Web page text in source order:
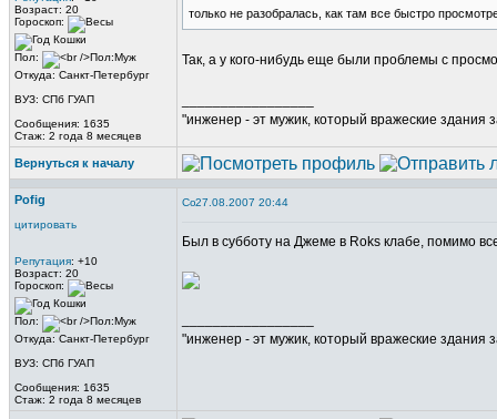
Возраст: 20
Гороскоп:
Пол:
Откуда: Санкт-Петербург
ВУЗ: СПб ГУАП
Сообщения: 1635
Стаж: 2 года 8 месяцев
только не разобралась, как там все быстро
Так, а у кого-нибудь еще были проблемы с
"инженер - эт мужик, который вражеские здания
Вернуться к началу
Pofig
цитировать
Репутация: +10
Возраст: 20
Гороскоп:
Пол:
Откуда: Санкт-Петербург
ВУЗ: СПб ГУАП
Сообщения: 1635
Стаж: 2 года 8 месяцев
27.08.2007 20:44
Был в субботу на Джеме в Roks клабе, помимо
"инженер - эт мужик, который вражеские здания